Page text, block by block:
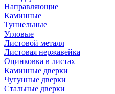
Направляющие
Каминные
Туннельные
Угловые
Листовой металл
Листовая нержавейка
Оцинковка в листах
Каминные дверки
Чугунные дверки
Стальные дверки